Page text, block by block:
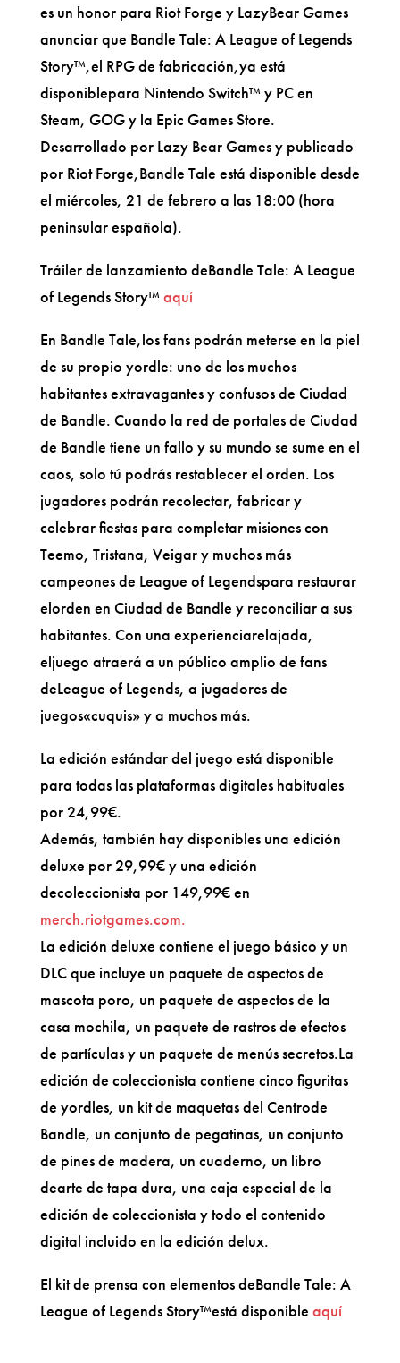
es un honor para Riot Forge y LazyBear Games
anunciar que Bandle Tale: A League of Legends
Story™,el RPG de fabricación,ya está
disponiblepara Nintendo Switch™ y PC en
Steam, GOG y la Epic Games Store.
Desarrollado por Lazy Bear Games y publicado
por Riot Forge,Bandle Tale está disponible desde
el miércoles, 21 de febrero a las 18:00 (hora
peninsular española).
Tráiler de lanzamiento deBandle Tale: A League
of Legends Story™ aquí
En Bandle Tale,los fans podrán meterse en la piel
de su propio yordle: uno de los muchos
habitantes extravagantes y confusos de Ciudad
de Bandle. Cuando la red de portales de Ciudad
de Bandle tiene un fallo y su mundo se sume en el
caos, solo tú podrás restablecer el orden. Los
jugadores podrán recolectar, fabricar y
celebrar fiestas para completar misiones con
Teemo, Tristana, Veigar y muchos más
campeones de League of Legendspara restaurar
elorden en Ciudad de Bandle y reconciliar a sus
habitantes. Con una experienciarelajada,
eljuego atraerá a un público amplio de fans
deLeague of Legends, a jugadores de
juegos«cuquis» y a muchos más.
La edición estándar del juego está disponible
para todas las plataformas digitales habituales
por 24,99€.
Además, también hay disponibles una edición
deluxe por 29,99€ y una edición
decoleccionista por 149,99€ en
merch.riotgames.com.
La edición deluxe contiene el juego básico y un
DLC que incluye un paquete de aspectos de
mascota poro, un paquete de aspectos de la
casa mochila, un paquete de rastros de efectos
de partículas y un paquete de menús secretos.La
edición de coleccionista contiene cinco figuritas
de yordles, un kit de maquetas del Centrode
Bandle, un conjunto de pegatinas, un conjunto
de pines de madera, un cuaderno, un libro
dearte de tapa dura, una caja especial de la
edición de coleccionista y todo el contenido
digital incluido en la edición delux.
El kit de prensa con elementos deBandle Tale: A
League of Legends Story™está disponible aquí